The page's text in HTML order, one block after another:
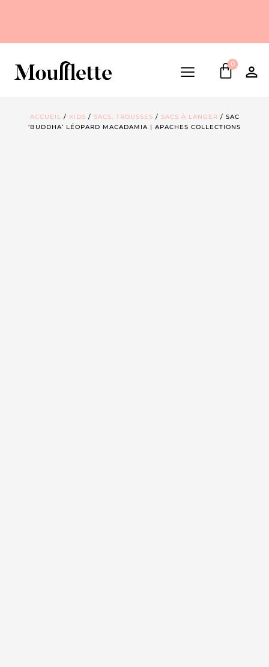
0
ACCUEIL / KIDS / SACS, TROUSSES / SACS À LANGER / SAC
‘BUDDHA’ LÉOPARD MACADAMIA | APACHES COLLECTIONS